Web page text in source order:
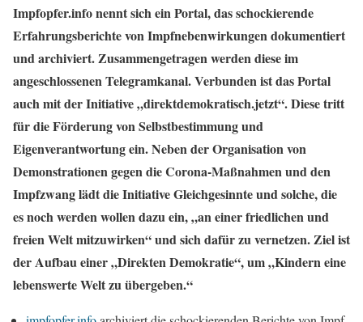
Impfopfer.info nennt sich ein Portal, das schockierende
Erfahrungsberichte von Impfnebenwirkungen dokumentiert
und archiviert. Zusammengetragen werden diese im
angeschlossenen Telegramkanal. Verbunden ist das Portal
auch mit der Initiative „direktdemokratisch.jetzt“. Diese tritt
für die Förderung von Selbstbestimmung und
Eigenverantwortung ein. Neben der Organisation von
Demonstrationen gegen die Corona-Maßnahmen und den
Impfzwang lädt die Initiative Gleichgesinnte und solche, die
es noch werden wollen dazu ein, „an einer friedlichen und
freien Welt mitzuwirken“ und sich dafür zu vernetzen. Ziel ist
der Aufbau einer „Direkten Demokratie“, um „Kindern eine
lebenswerte Welt zu übergeben.“